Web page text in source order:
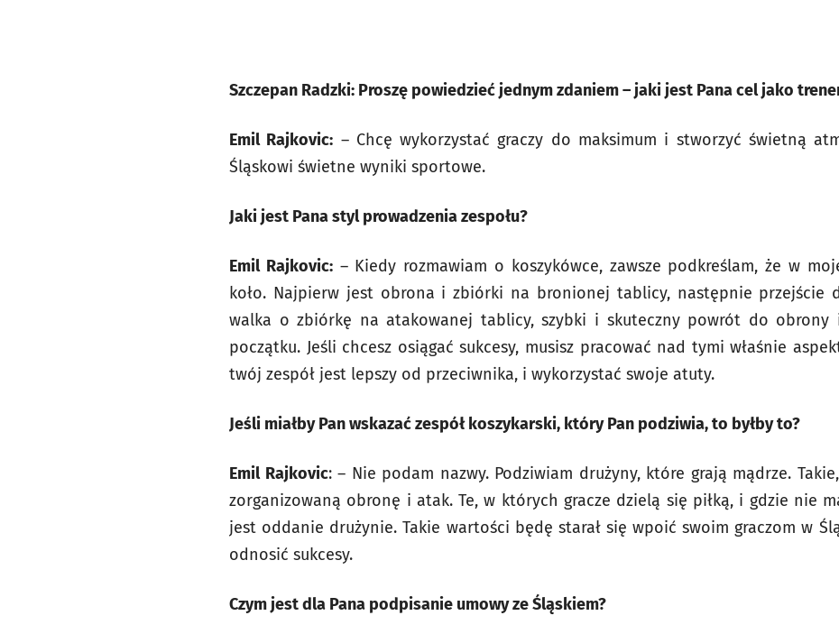
Szczepan Radzki: Proszę powiedzieć jednym zdaniem–jaki jest Pana cel jako
Emil Rajkovic: – Chcę wykorzystać graczy do maksimum i stworzyć świetną
Śląskowi świetne wyniki sportowe.
Jaki jest Pana styl prowadzenia zespołu?
Emil Rajkovic:– Kiedy rozmawiam o koszykówce, zawsze podkreślam, że w
koło. Najpierw jest obrona i zbiórki na bronionej tablicy, następnie przejście
walka o zbiórkę na atakowanej tablicy, szybki i skuteczny powrót do obrony
początku. Jeśli chcesz osiągać sukcesy, musisz pracować nad tymi właśnie
twój zespół jest lepszy od przeciwnika, i wykorzystać swoje atuty.
Jeśli miałby Pan wskazać zespół koszykarski, który Pan podziwia, to byłby to?
Emil Rajkovic: – Nie podam nazwy. Podziwiam drużyny, które grają mądrze.
zorganizowaną obronę i atak. Te, w których gracze dzielą się piłką, i gdzie nie
jest oddanie drużynie. Takie wartości będę starał się wpoić swoim graczom w
odnosić sukcesy.
Czym jest dla Pana podpisanie umowy ze Śląskiem?